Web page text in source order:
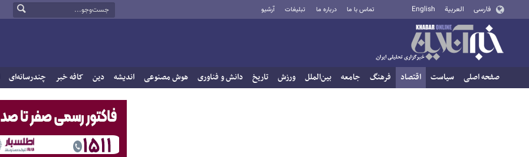
فارسی العربية English تماس با ما درباره ما تبلیغات آرشیو
صفحه اصلی سیاست اقتصاد فرهنگ جامعه بین‌الملل ورزش تاریخ دانش و فناوری هوش مصنوعی اندیشه دین کافه خبر چندرسانه‌ای